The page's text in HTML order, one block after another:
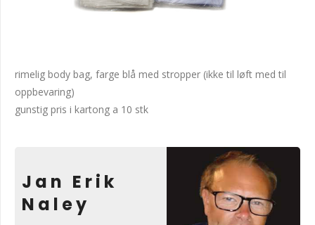
rimelig body bag, farge blå med stropper (ikke til løft med til
oppbevaring)
gunstig pris i kartong a 10 stk
Jan Erik
Naley